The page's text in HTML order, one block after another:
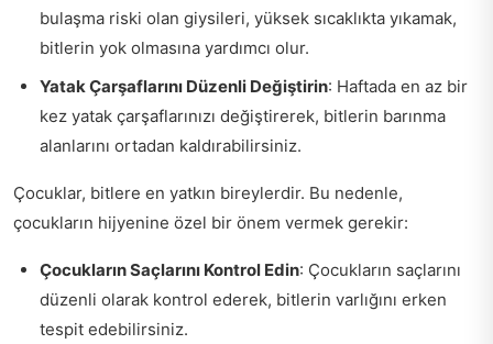
bulaşma riski olan giysileri, yüksek sıcaklıkta yıkamak,
bitlerin yok olmasına yardımcı olur.
Yatak Çarşaflarını Düzenli Değiştirin: Haftada en az bir
kez yatak çarşaflarınızı değiştirerek, bitlerin barınma
alanlarını ortadan kaldırabilirsiniz.
Çocuklar, bitlere en yatkın bireylerdir. Bu nedenle,
çocukların hijyenine özel bir önem vermek gerekir:
Çocukların Saçlarını Kontrol Edin: Çocukların saçlarını
düzenli olarak kontrol ederek, bitlerin varlığını erken
tespit edebilirsiniz.